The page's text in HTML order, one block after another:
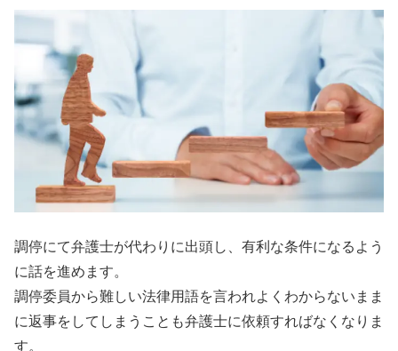
調停にて弁護士が代わりに出頭し、有利な条件になるよう
に話を進めます。
調停委員から難しい法律用語を言われよくわからないまま
に返事をしてしまうことも弁護士に依頼すればなくなりま
す。